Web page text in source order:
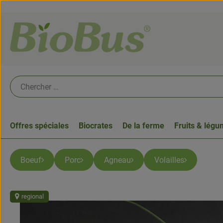
Offres spéciales Biocrates De la ferme Fruits &
Boeuf Porc Agneau Volailles
regional